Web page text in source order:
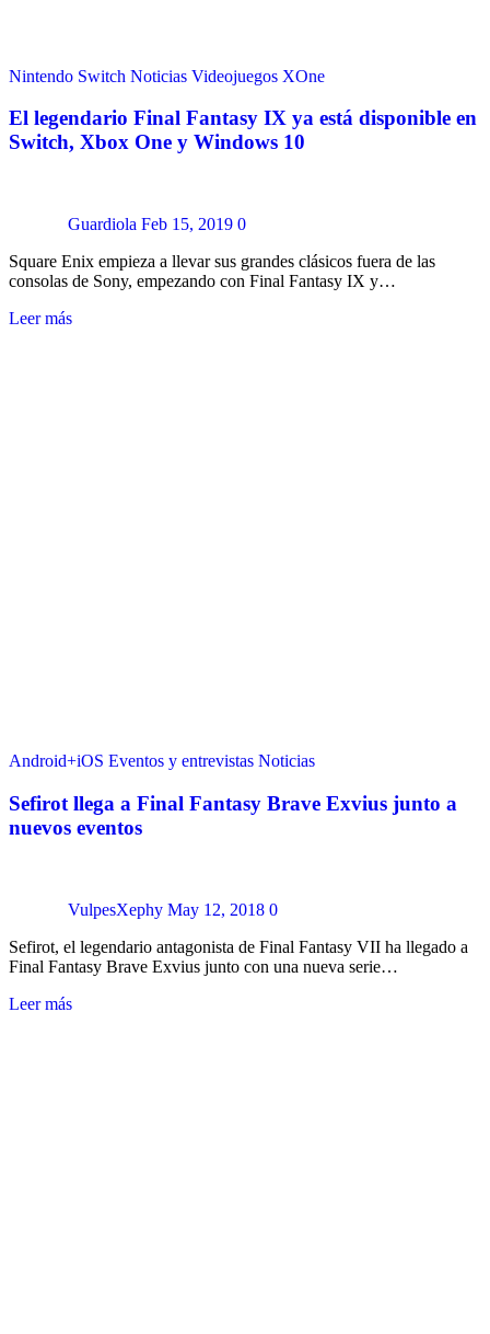
Nintendo Switch Noticias Videojuegos XOne
El legendario Final Fantasy IX ya está disponible en
Switch, Xbox One y Windows 10
Guardiola Feb 15, 2019 0
Square Enix empieza a llevar sus grandes clásicos fuera de las
consolas de Sony, empezando con Final Fantasy IX y…
Leer más
Android+iOS Eventos y entrevistas Noticias
Sefirot llega a Final Fantasy Brave Exvius junto a
nuevos eventos
VulpesXephy May 12, 2018 0
Sefirot, el legendario antagonista de Final Fantasy VII ha llegado a
Final Fantasy Brave Exvius junto con una nueva serie…
Leer más